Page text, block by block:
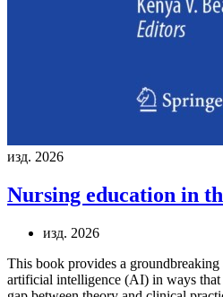
изд. 2026
Nursing education in
изд. 2026
This book provides a
artificial intelligence (AI) in ways that